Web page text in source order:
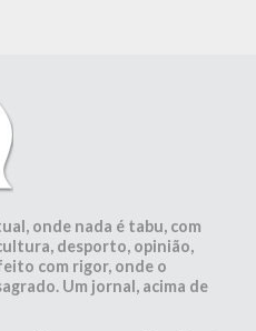
onde nada é tabu, com
desporto, opinião,
com rigor, onde o
Um jornal, acima de